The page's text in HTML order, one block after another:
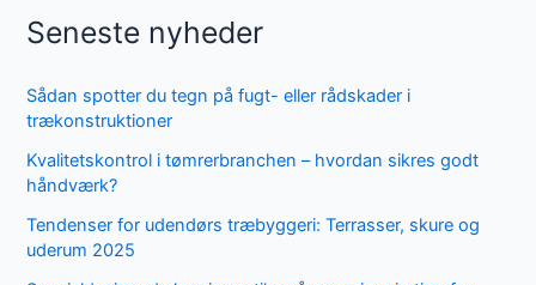
Seneste nyheder
Sådan spotter du tegn på fugt- eller rådskader i
trækonstruktioner
Kvalitetskontrol i tømrerbranchen – hvordan sikres godt
håndværk?
Tendenser for udendørs træbyggeri: Terrasser, skure og
uderum 2025